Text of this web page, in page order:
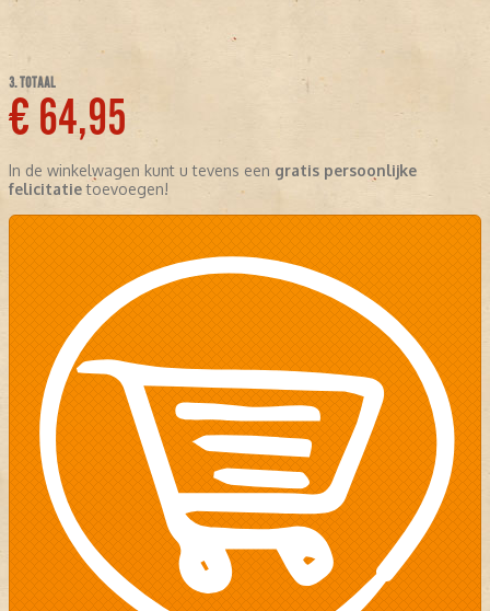
3. TOTAAL
€ 64,95
In de winkelwagen kunt u tevens een gratis persoonlijke
felicitatietoevoegen!